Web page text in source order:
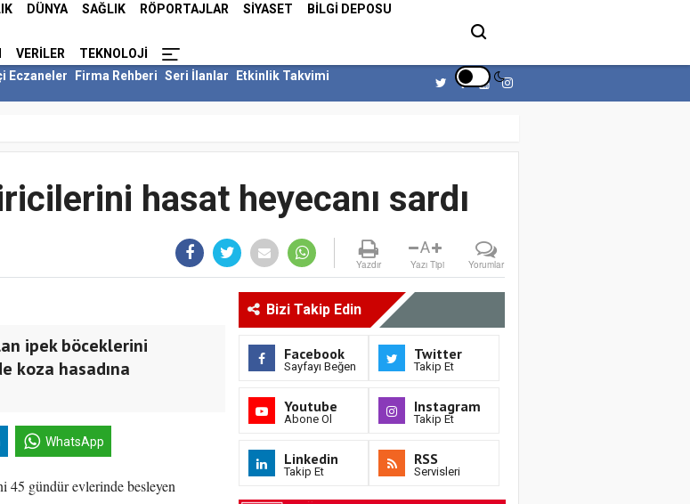
DÜNYA SAĞLIK RÖPORTAJLAR SIYASET BILGI DEPOSU
VERILER
TEKNOLOJI
Eczaneler Firma Rehberi Seri İlanlar
Etkinlik Takvimi
hasat heyecanı sardı
Yazdır
A
Yazı Tipi Yorumlar
ipek böceklerini
koza hasadına
WhatsApp
45 gündür evlerinde besleyen
Bizi Takip Edin
Facebook
Sayfayı Beğen
Twitter
Takip Et
Youtube
Abone Ol
Instagram
Takip Et
Linkedin
Takip Et
RSS
Servisleri